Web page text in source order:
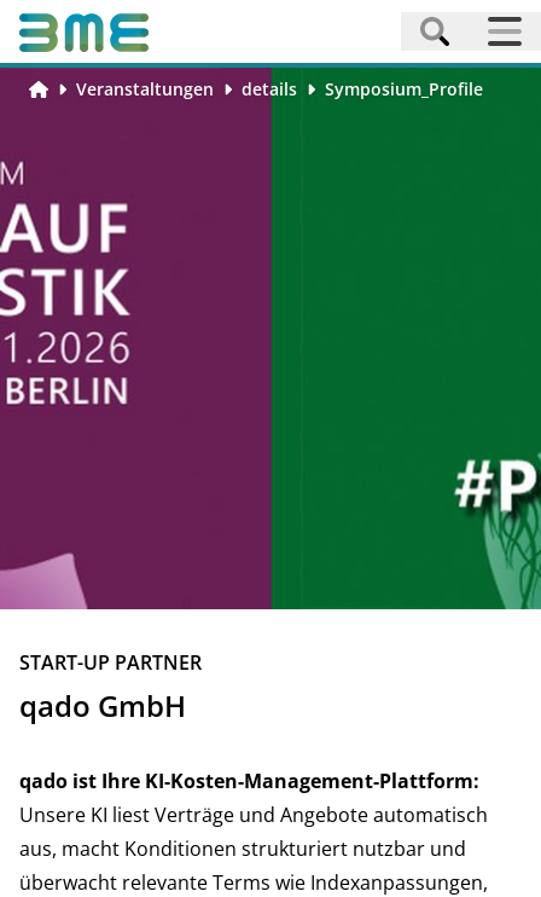
Veranstaltungen details Symposium_Profile
ZURÜCK
START-UP PARTNER
qado GmbH
qado ist Ihre KI-Kosten-Management-Plattform:
Unsere KI liest Verträge und Angebote automatisch
aus, macht Konditionen strukturiert nutzbar und
überwacht relevante Terms wie Indexanpassungen,